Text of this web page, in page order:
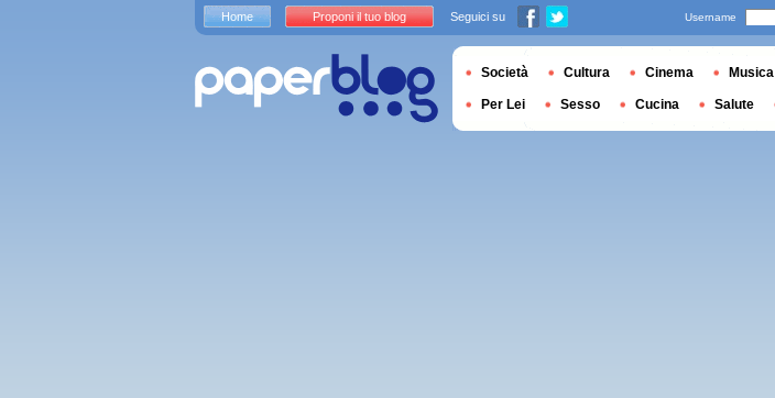
Home Proponi il tuo blog Seguici su Username
Società Cultura Cinema Musica
Per Lei Sesso Cucina Salute